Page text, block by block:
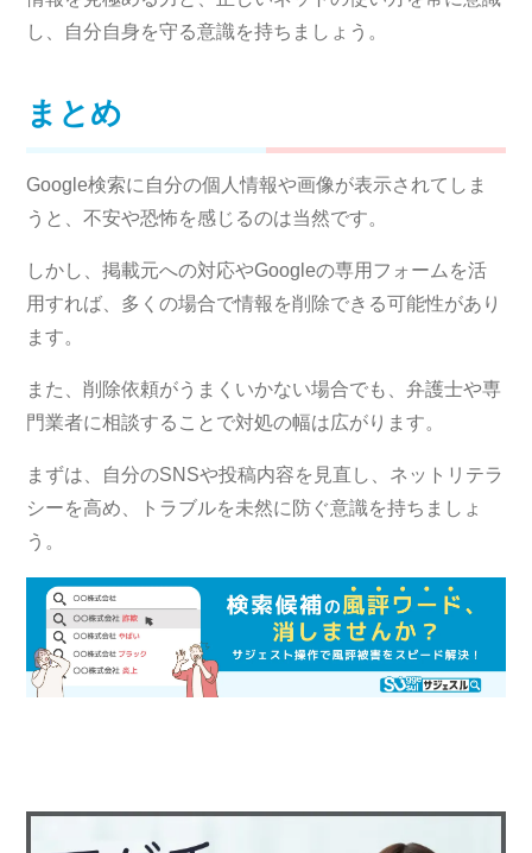
し、自分自身を守る意識を持ちましょう。
まとめ
Google検索に自分の個人情報や画像が表示されてしま
うと、不安や恐怖を感じるのは当然です。
しかし、掲載元への対応やGoogleの専用フォームを活
用すれば、多くの場合で情報を削除できる可能性があり
ます。
また、削除依頼がうまくいかない場合でも、弁護士や専
門業者に相談することで対処の幅は広がります。
まずは、自分のSNSや投稿内容を見直し、ネットリテラ
シーを高め、トラブルを未然に防ぐ意識を持ちましょ
う。